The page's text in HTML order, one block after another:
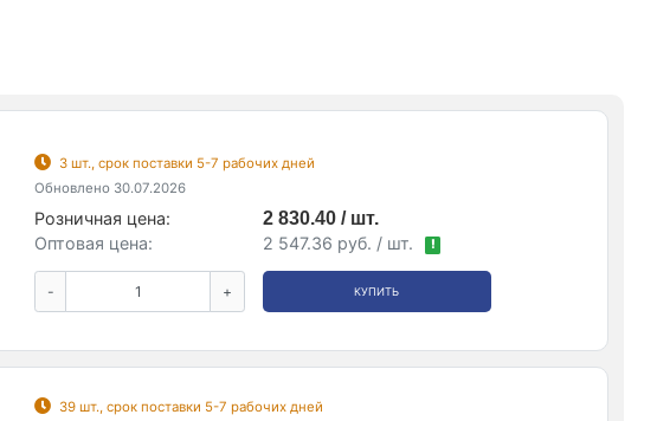
3 шт., срок поставки 5-7 рабочих дней
Обновлено 30.07.2026
Розничная цена:
2 830.40 / шт.
Оптовая цена:
2 547.36 руб. / шт. !
- + КУПИТЬ
39 шт., срок поставки 5-7 рабочих дней